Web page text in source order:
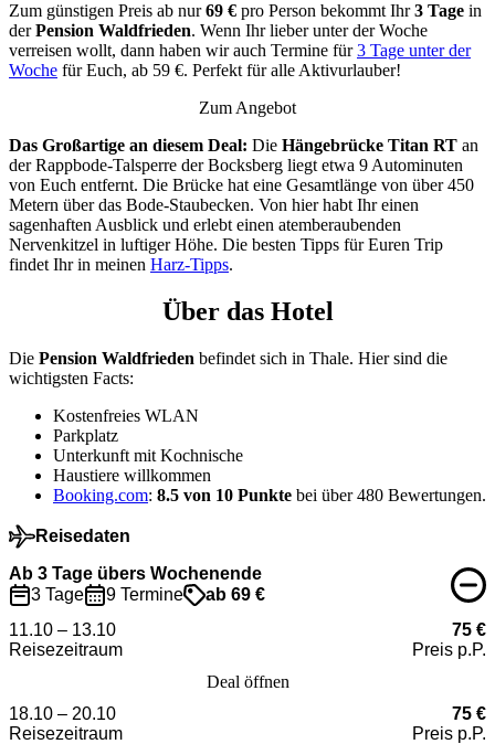
Zum günstigen Preis ab nur69 € pro Person bekommt Ihr3 Tage in
derPension Waldfrieden. Wenn Ihr lieber unter der Woche
verreisen wollt, dann haben wir auch Termine für3 Tage unter der
Woche für Euch, ab 59 €. Perfekt für alle Aktivurlauber!
Zum Angebot
Das Großartige an diesem Deal: Die Hängebrücke Titan RT an
der Rappbode-Talsperre der Bocksberg liegt etwa 9 Autominuten
von Euch entfernt. Die Brücke hat eine Gesamtlänge von über 450
Metern über das Bode-Staubecken. Von hier habt Ihr einen
sagenhaften Ausblick und erlebt einen atemberaubenden
Nervenkitzel in luftiger Höhe. Die besten Tipps für Euren Trip
findet Ihr in meinen Harz-Tipps.
Über das Hotel
Die Pension Waldfrieden befindet sich in Thale. Hier sind die
wichtigsten Facts:
Kostenfreies WLAN
Parkplatz
Unterkunft mit Kochnische
Haustiere willkommen
Booking.com: 8.5 von 10 Punkte bei über 480 Bewertungen.
Reisedaten
Ab 3 Tage übers Wochenende
3 Tage
9 Termine
ab 69 €
11.10 – 13.10
Reisezeitraum
75 €
Preis p.P.
Deal öffnen
18.10 – 20.10
Reisezeitraum
75 €
Preis p.P.